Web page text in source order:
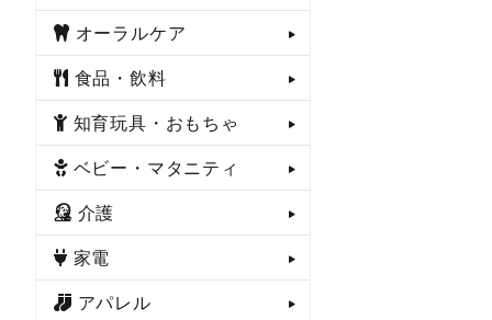
オーラルケア
食品・飲料
知育玩具・おもちゃ
ベビー・マタニティ
介護
家電
アパレル